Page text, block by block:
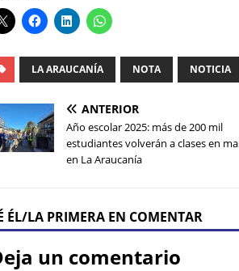
LA ARAUCANÍA NOTA NOTICIA
ANTERIOR
Año escolar 2025: más de 200 mil
estudiantes volverán a clases en
en La Araucanía
ÉL/LA PRIMERA EN COMENTAR
un comentario